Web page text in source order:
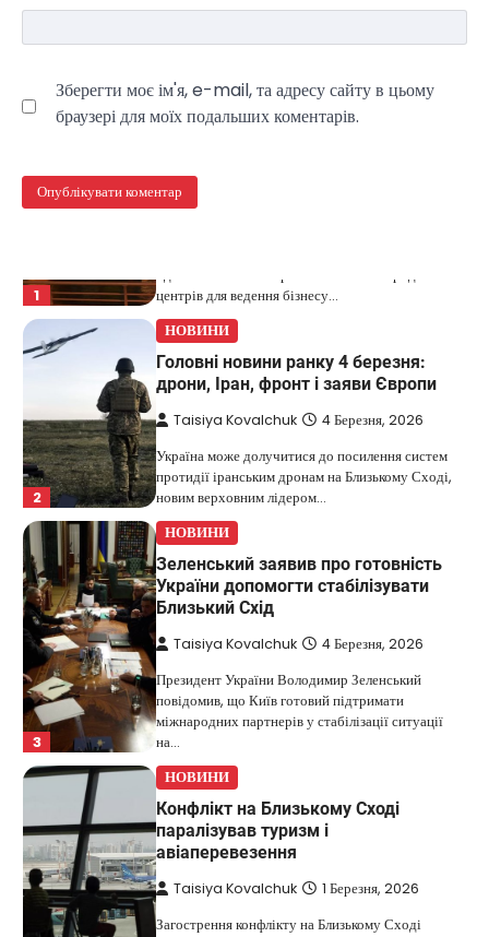
Зберегти моє ім'я, e-mail, та адресу сайту в цьому
браузері для моїх подальших коментарів.
Taisiya Kovalchuk 5 Березня, 2026
Дубай протягом багатьох років утримує статус
центрів для ведення бізнесу…
2
НОВИНИ
дрони, Іран, фронт і заяви Європи
новим верховним лідером…
НОВИНИ
Зеленський заявив про готовність
України допомогти стабілізувати
Президент України Володимир Зеленський
повідомив, що Київ готовий підтримати
міжнародних партнерів у стабілізації ситуації
на…
4
НОВИНИ
Конфлікт на Близькому Сході
паралізував туризм і
авіаперевезення
Taisiya Kovalchuk 1 Березня, 2026
Загострення конфлікту на Близькому Сході
суттєво вплинуло на міжнародні подорожі та
туристичну індустрію. Після ударів…
НОВИНИ
США не відкидають можливість
удару по Ірану у разі провалу
переговорів
2025